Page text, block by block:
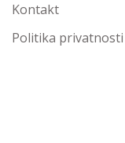
Kontakt
Politika privatnosti